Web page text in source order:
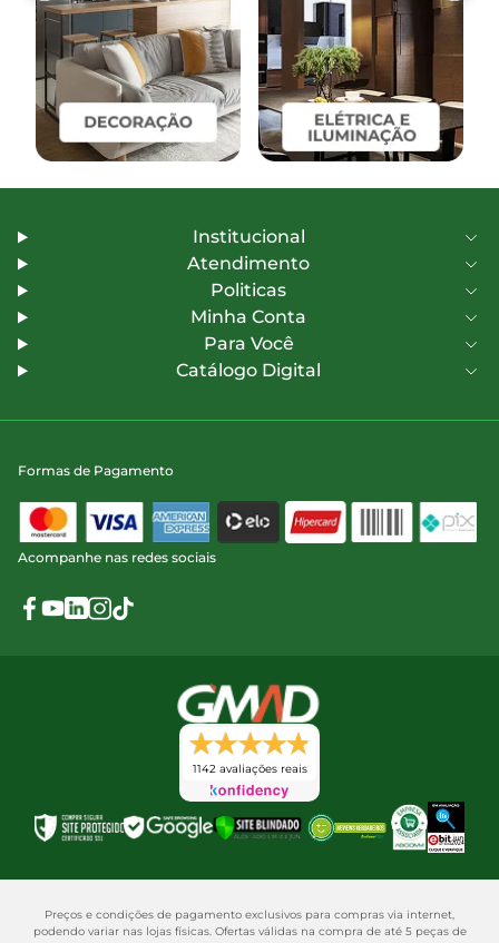
Institucional
Atendimento
Politicas
Minha Conta
Para Você
Catálogo Digital
Formas de Pagamento
Acompanhe nas redes sociais
1142 avaliações reais
Preços e condições de pagamento exclusivos para compras via internet,
podendo variar nas lojas físicas. Ofertas válidas na compra de até 5 peças de